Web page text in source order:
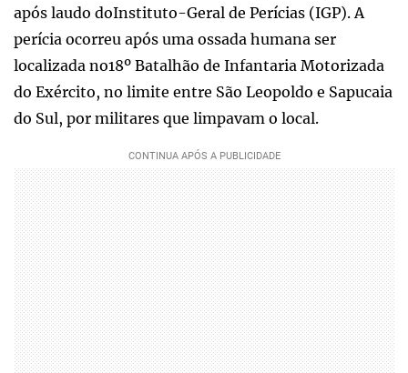
após laudo doInstituto-Geral de Perícias (IGP). A
perícia ocorreu após uma ossada humana ser
localizada no18º Batalhão de Infantaria Motorizada
do Exército, no limite entre São Leopoldo e Sapucaia
do Sul, por militares que limpavam o local.